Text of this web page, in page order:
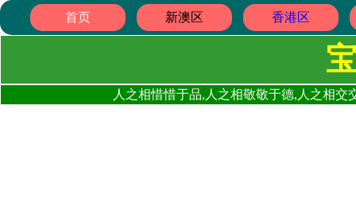
首页 新澳区 香港区
人之相惜惜于品,人之相敬敬于德,人之相